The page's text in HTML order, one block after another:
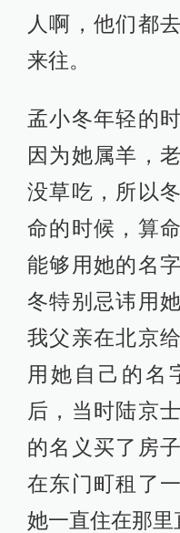
人啊，他们都
来往。
孟小冬年轻的
因为她属羊，
没草吃，所以
命的时候，算
能够用她的名
冬特别忌讳用
我父亲在北京
用她自己的名
后，当时陆京
的名义买了房
在东门町租了
她一直住在那里